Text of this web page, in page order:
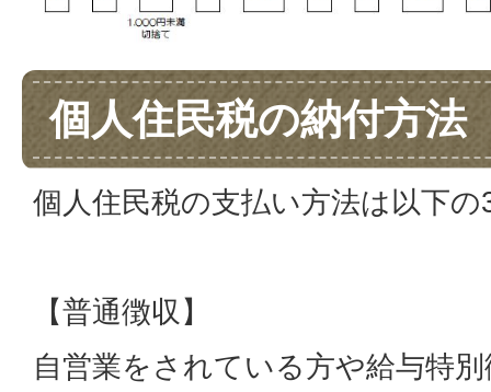
個人住民税の納付方法
個人住民税の支払い方法は以下
【普通徴収】
自営業をされている方や給与特